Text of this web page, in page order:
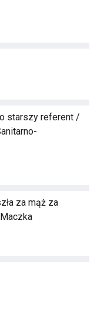
starszy referent /
za mąż za